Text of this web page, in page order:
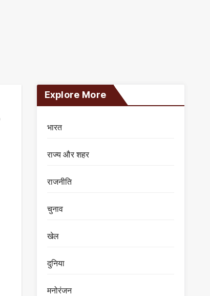
Explore More
भारत
राज्य और शहर
राजनीति
चुनाव
खेल
दुनिया
मनोरंजन